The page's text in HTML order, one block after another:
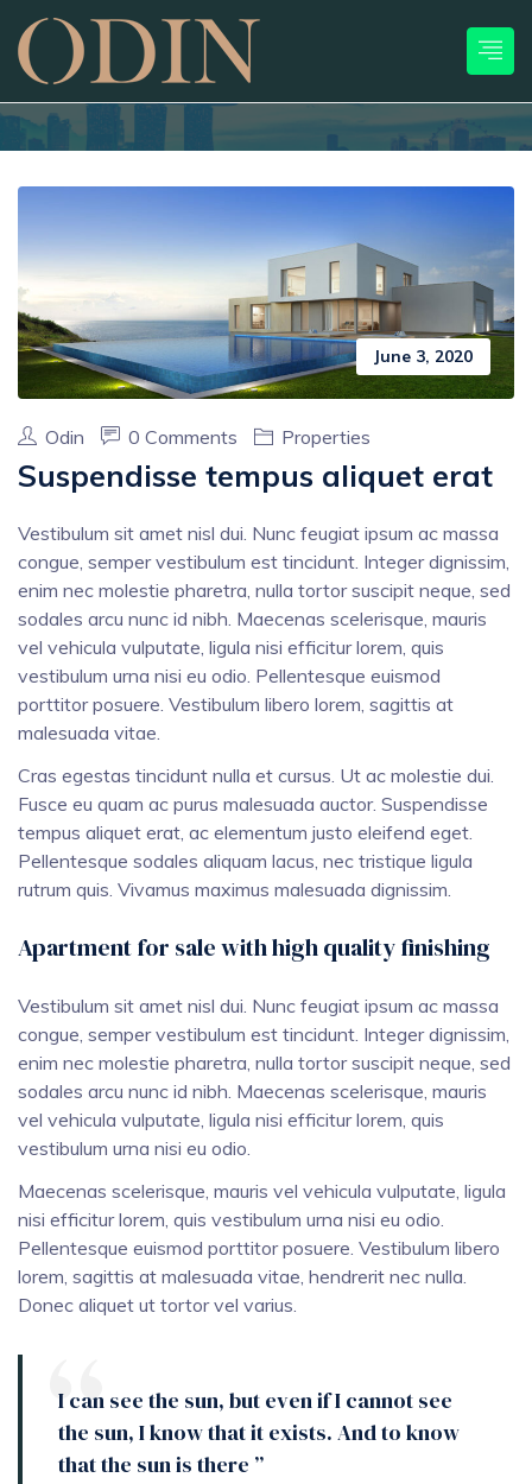
June 3, 2020
Odin 0 Comments Properties
Suspendisse tempus aliquet erat
Vestibulum sit amet nisl dui. Nunc feugiat ipsum ac massa
congue, semper vestibulum est tincidunt. Integer dignissim,
enim nec molestie pharetra, nulla tortor suscipit neque, sed
sodales arcu nunc id nibh. Maecenas scelerisque, mauris
vel vehicula vulputate, ligula nisi efficitur lorem, quis
vestibulum urna nisi eu odio. Pellentesque euismod
porttitor posuere. Vestibulum libero lorem, sagittis at
malesuada vitae.
Cras egestas tincidunt nulla et cursus. Ut ac molestie dui.
Fusce eu quam ac purus malesuada auctor. Suspendisse
tempus aliquet erat, ac elementum justo eleifend eget.
Pellentesque sodales aliquam lacus, nec tristique ligula
rutrum quis. Vivamus maximus malesuada dignissim.
Apartment for sale with high quality finishing
Vestibulum sit amet nisl dui. Nunc feugiat ipsum ac massa
congue, semper vestibulum est tincidunt. Integer dignissim,
enim nec molestie pharetra, nulla tortor suscipit neque, sed
sodales arcu nunc id nibh. Maecenas scelerisque, mauris
vel vehicula vulputate, ligula nisi efficitur lorem, quis
vestibulum urna nisi eu odio.
Maecenas scelerisque, mauris vel vehicula vulputate, ligula
nisi efficitur lorem, quis vestibulum urna nisi eu odio.
Pellentesque euismod porttitor posuere. Vestibulum libero
lorem, sagittis at malesuada vitae, hendrerit nec nulla.
Donec aliquet ut tortor vel varius.
I can see the sun, but even if I cannot see
the sun, I know that it exists. And to know
that the sun is there ”